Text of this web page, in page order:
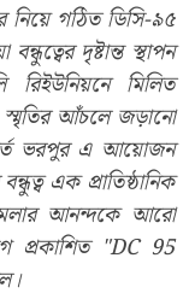
গঠিত ডিসি-৯৫
দৃষ্টান্ত স্থাপন
রিইউনিয়নে মিলিত
স্মৃতির আঁচলে জড়ানো
ভরপুর এ আয়োজন
এক প্রাতিষ্ঠানিক
আনন্দকে আরো
প্রকাশিত "DC 95